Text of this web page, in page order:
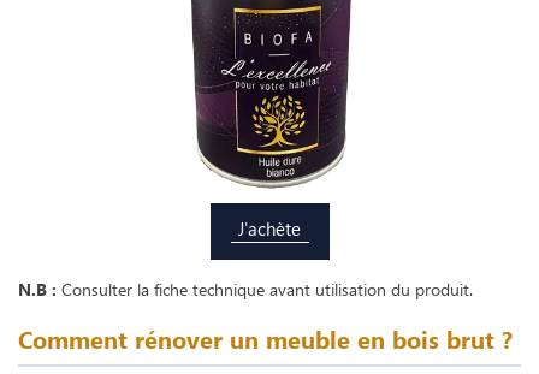
J'achète
N.B : Consulter la fiche technique avant utilisation du produit.
Comment rénover un meuble en bois brut ?